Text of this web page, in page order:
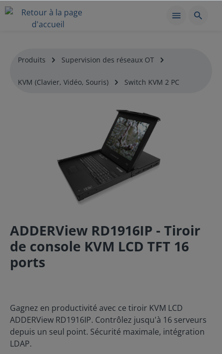
Produits Supervision des réseaux OT
KVM (Clavier, Vidéo, Souris) Switch KVM 2 PC
ADDERView RD1916IP - Tiroir
de console KVM LCD TFT 16
ports
Gagnez en productivité avec ce tiroir KVM LCD
ADDERView RD1916IP. Contrôlez jusqu'à 16 serveurs
depuis un seul point. Sécurité maximale, intégration
LDAP.